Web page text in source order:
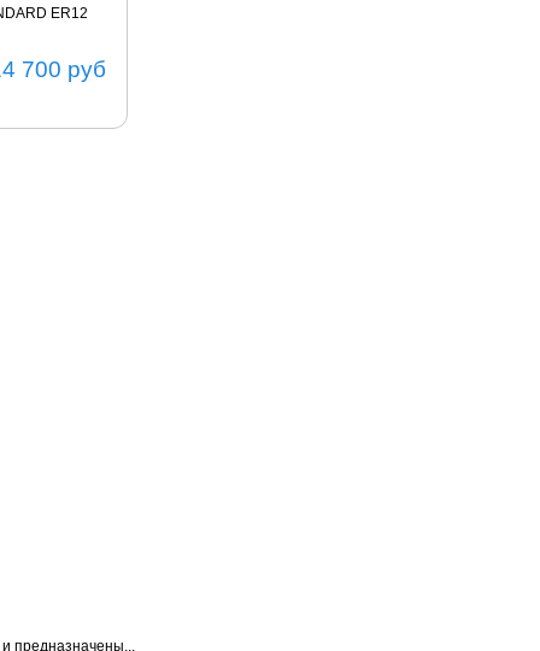
ER12
700 руб
и предназначены...